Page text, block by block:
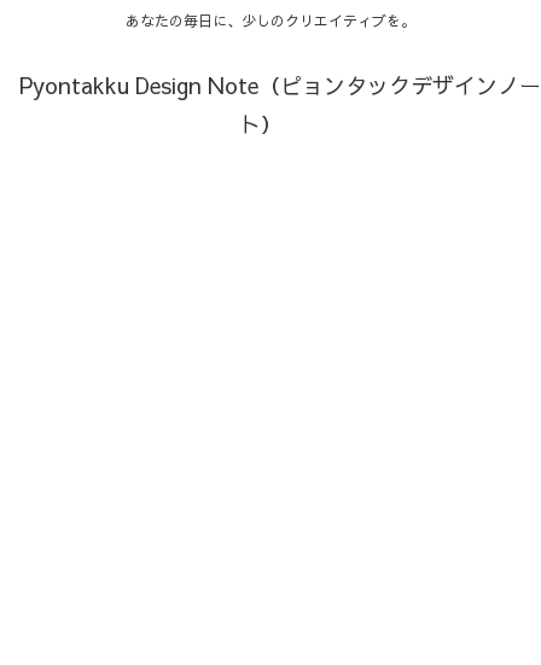
あなたの毎日に、少しのクリエイティブを。
Pyontakku Design Note（ピョンタックデザインノー
ト）